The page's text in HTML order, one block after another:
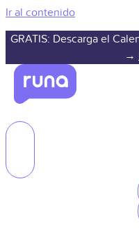
Ir al contenido
GRATIS: Descarga el
→